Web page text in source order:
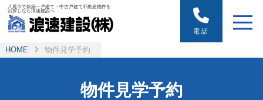
八尾市で新築一戸建て・中古戸建て不動産物件を
お探しなら浪速建設へ
電話
HOME 物件見学予約
物件見学予約